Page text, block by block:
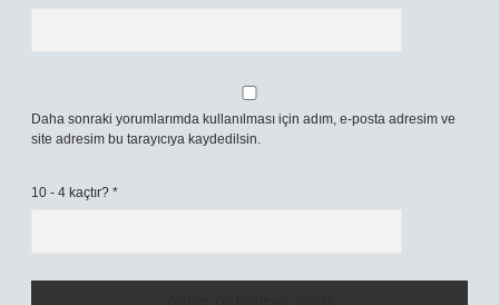
Daha sonraki yorumlarımda kullanılması için adım, e-posta adresim ve
site adresim bu tarayıcıya kaydedilsin.
10 - 4 kaçtır? *